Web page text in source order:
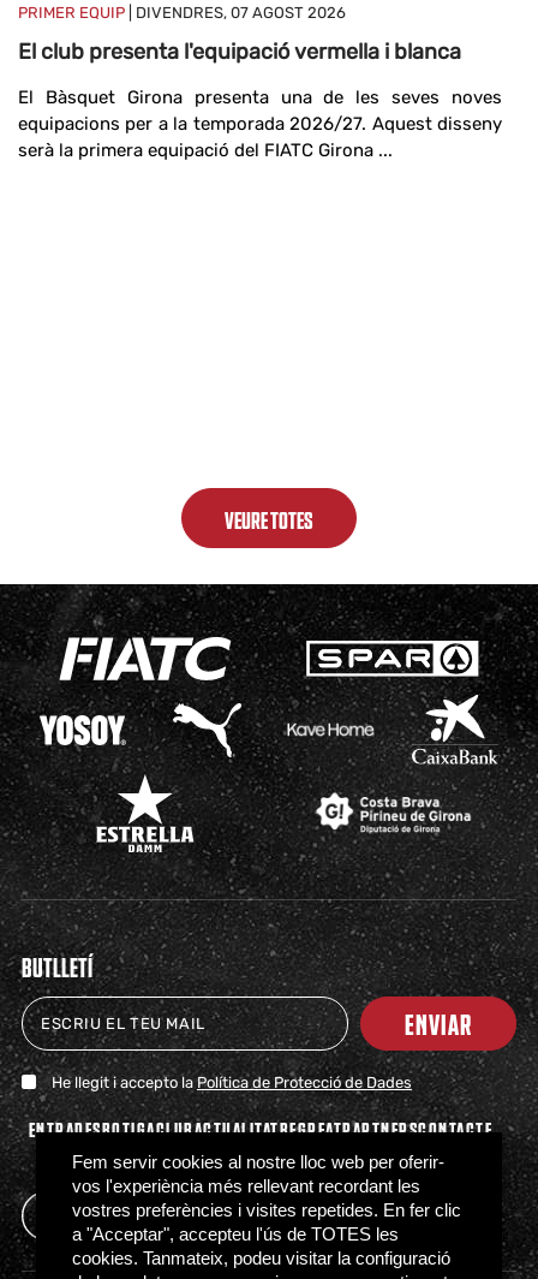
PRIMER EQUIP | DIVENDRES, 07 AGOST 2026
El club presenta l'equipació vermella i blanca
El Bàsquet Girona presenta una de les seves noves
equipacions per a la temporada 2026/27. Aquest disseny
serà la primera equipació del FIATC Girona ...
VEURE TOTES
BUTLLETÍ
ENVIAR
He llegit i accepto laPolítica de Protecció de Dades
ENTRADESBOTIGACLUBACTUALITATBEGREATPARTNERSCONTACTE
PREMSA
Fem servir cookies al nostre lloc web per oferir-
vos l'experiència més rellevant recordant les
vostres preferències i visites repetides. En fer clic
a "Acceptar", accepteu l'ús de TOTES les
cookies. Tanmateix, podeu visitar la configuració